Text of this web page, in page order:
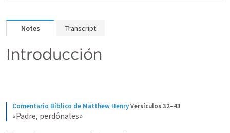
Notes Transcript
Introducción
Comentario Bíblico de Matthew HenryVersículos 32–43
«Padre, perdónales»